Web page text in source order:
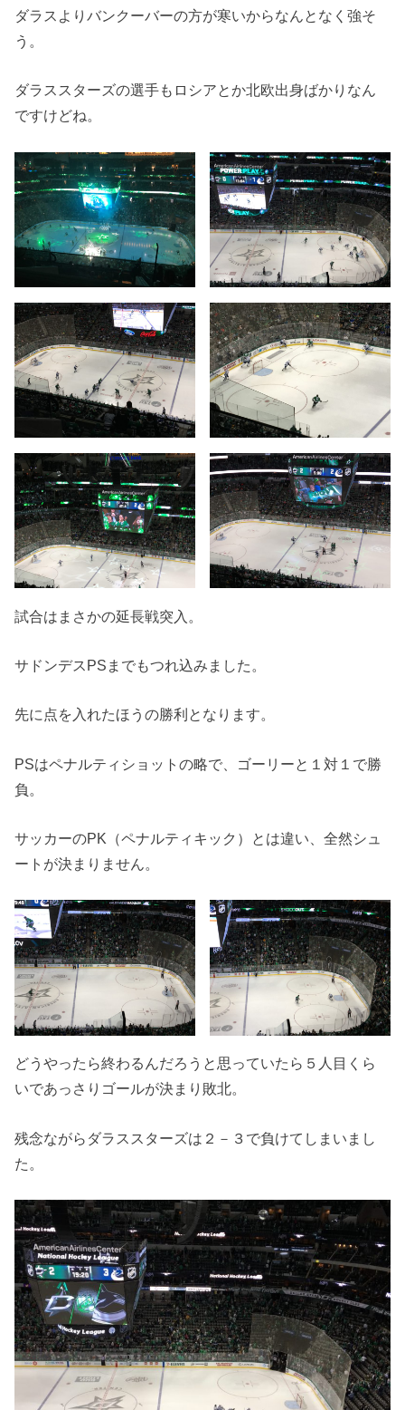
ダラスよりバンクーバーの方が寒いからなんとなく強そ
う。
ダラススターズの選手もロシアとか北欧出身ばかりなん
ですけどね。
試合はまさかの延長戦突入。
サドンデスPSまでもつれ込みました。
先に点を入れたほうの勝利となります。
PSはペナルティショットの略で、ゴーリーと１対１で勝
負。
サッカーのPK（ペナルティキック）とは違い、全然シュ
ートが決まりません。
どうやったら終わるんだろうと思っていたら５人目くら
いであっさりゴールが決まり敗北。
残念ながらダラススターズは２－３で負けてしまいまし
た。